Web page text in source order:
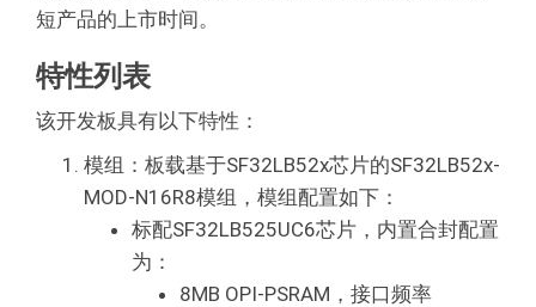
短产品的上市时间。
特性列表
该开发板具有以下特性：
模组：板载基于SF32LB52x芯片的SF32LB52x-
MOD-N16R8模组，模组配置如下：
标配SF32LB525UC6芯片，内置合封配置
为：
8MB OPI-PSRAM，接口频率